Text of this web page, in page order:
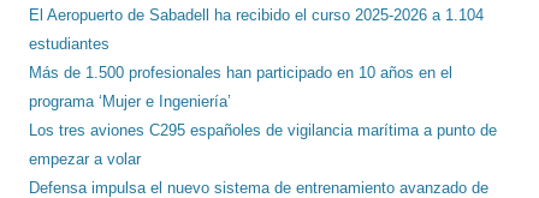
El Aeropuerto de Sabadell ha recibido el curso 2025-2026 a 1.104
estudiantes
Más de 1.500 profesionales han participado en 10 años en el
programa ‘Mujer e Ingeniería’
Los tres aviones C295 españoles de vigilancia marítima a punto de
empezar a volar
Defensa impulsa el nuevo sistema de entrenamiento avanzado de